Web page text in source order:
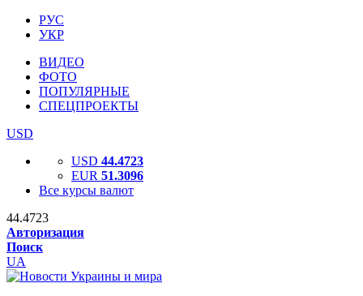
РУС
УКР
ВИДЕО
ФОТО
ПОПУЛЯРНЫЕ
СПЕЦПРОЕКТЫ
USD
USD 44.4723
EUR 51.3096
Все курсы валют
44.4723
Авторизация
Поиск
UA